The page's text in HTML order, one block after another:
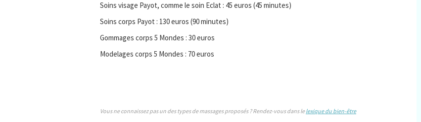
Soins visage Payot, comme le soin Eclat : 45 euros (45 minutes)
Soins corps Payot : 130 euros (90 minutes)
Gommages corps 5 Mondes : 30 euros
Modelages corps 5 Mondes : 70 euros
Vous ne connaissez pas un des types de massages proposés ? Rendez-vous dans lelexique du bien-être